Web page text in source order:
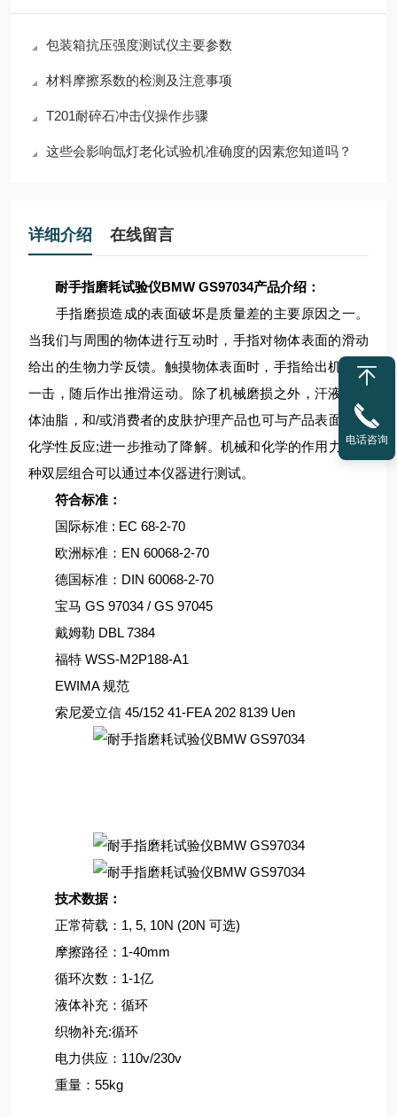
包装箱抗压强度测试仪主要参数
材料摩擦系数的检测及注意事项
T201耐碎石冲击仪操作步骤
这些会影响氙灯老化试验机准确度的因素您知道吗？
详细介绍 在线留言
耐手指磨耗试验仪BMW GS97034产品介绍：
手指磨损造成的表面破坏是质量差的主要原因之一。
当我们与周围的物体进行互动时，手指对物体表面的滑动
给出的生物力学反馈。触摸物体表面时，手指给出机械的
一击，随后作出推滑运动。除了机械磨损之外，汗液，身
体油脂，和/或消费者的皮肤护理产品也可与产品表面发生
化学性反应;进一步推动了降解。机械和化学的作用力的这
种双层组合可以通过本仪器进行测试。
符合标准：
国际标准 : EC 68-2-70
欧洲标准：EN 60068-2-70
德国标准：DIN 60068-2-70
宝马 GS 97034 / GS 97045
戴姆勒 DBL 7384
福特 WSS-M2P188-A1
EWIMA 规范
索尼爱立信 45/152 41-FEA 202 8139 Uen
技术数据：
正常荷载：1, 5, 10N (20N 可选)
摩擦路径：1-40mm
循环次数：1-1亿
液体补充：循环
织物补充:循环
电力供应：110v/230v
重量：55kg
电话咨询